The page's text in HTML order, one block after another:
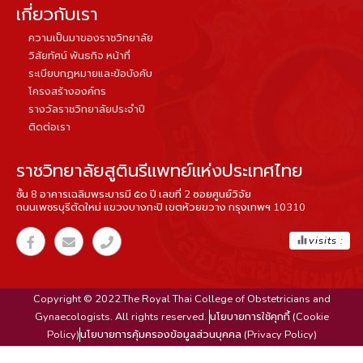
เกี่ยวกับเรา
ความเป็นมาของราชวิทยาลัย
วิสัยทัศน์ พันธกิจ หน้าที่
ระเบียบกฏหมายและข้อบังคับ
โครงสร้างองค์กร
รางวัลราชวิทยาลัยประจำปี
ติดต่อเรา
ราชวิทยาลัยสูตินรีแพทย์แห่งประเทศไทย
ชั้น 8 อาคารเฉลิมพระบารมี ๕๐ ปี เลขที่ 2 ซอยศูนย์วิจัย
ถนนเพชรบุรีตัดใหม่ แขวงบางกะปิ เขตห้วยขวาง กรุงเทพฯ 10310
equalizervisits :
Copyright © 2022.The Royal Thai College of Obstetricians and
Gynaecologists. All rights reserved. นโยบายการใช้คุกกี้ (Cookie
Policy)นโยบายการคุ้มครองข้อมูลส่วนบุคคล (Privacy Policy)